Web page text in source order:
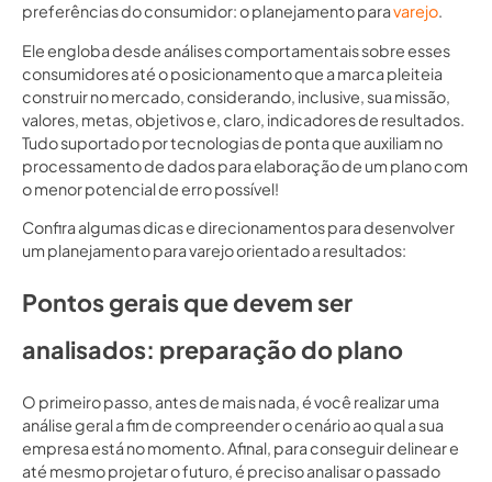
preferências do consumidor: o planejamento paravarejo.
Ele engloba desde análises comportamentais sobre esses
consumidores até o posicionamento que a marca pleiteia
construir no mercado, considerando, inclusive, sua missão,
valores, metas, objetivos e, claro, indicadores de resultados.
Tudo suportado por tecnologias de ponta que auxiliam no
processamento de dados para elaboração de um plano com
o menor potencial de erro possível!
Confira algumas dicas e direcionamentos para desenvolver
um planejamento para varejo orientado a resultados:
Pontos gerais que devem ser
analisados: preparação do plano
O primeiro passo, antes de mais nada, é você realizar uma
análise geral a fim de compreender o cenário ao qual a sua
empresa está no momento. Afinal, para conseguir delinear e
até mesmo projetar o futuro, é preciso analisar o passado